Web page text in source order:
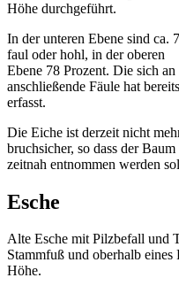
Höhe durchgeführt.
In der unteren Ebene sind ca.
faul oder hohl, in der oberen
Ebene 78 Prozent. Die sich
anschließende Fäule hat
erfasst.
Die Eiche ist derzeit nicht
bruchsicher, so dass der Baum
zeitnah entnommen werden
Esche
Alte Esche mit Pilzbefall und
Stammfuß und oberhalb
Höhe.